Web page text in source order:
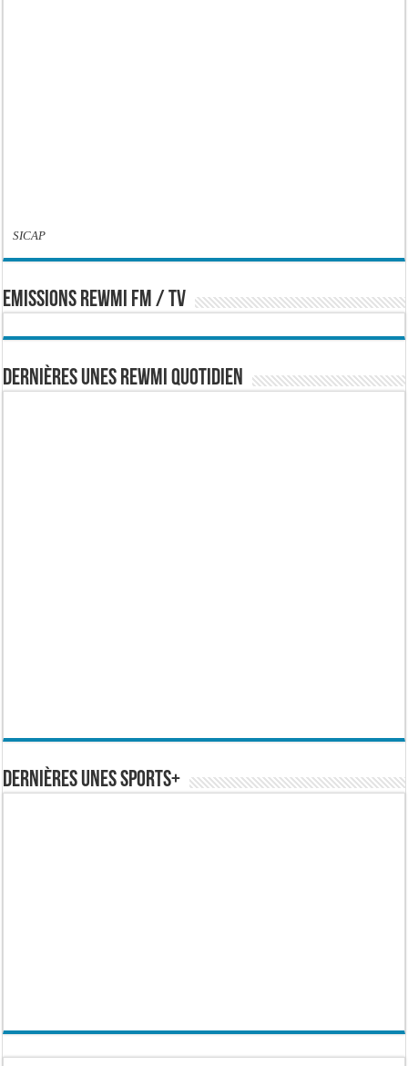
SICAP
EMISSIONS REWMI FM / TV
Dernières Unes Rewmi Quotidien
Dernières Unes Sports+